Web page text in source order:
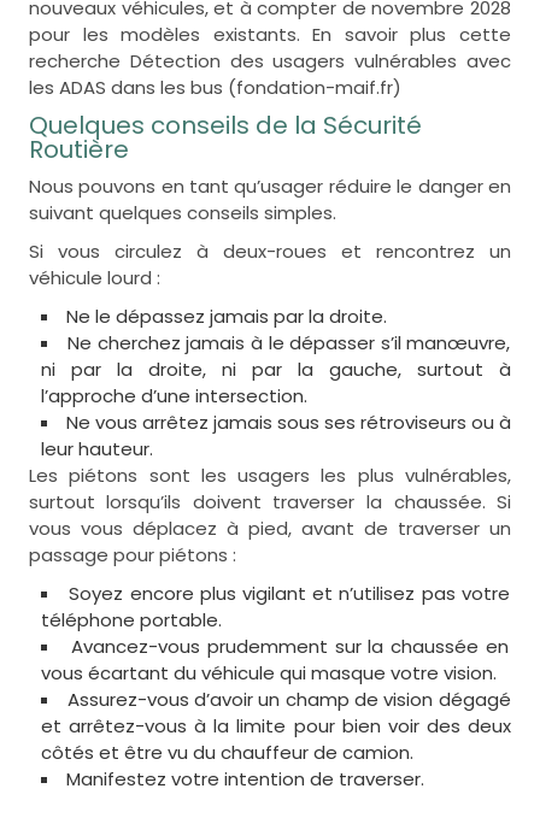
nouveaux véhicules, et à compter de novembre 2028
pour les modèles existants. En savoir plus cette
recherche Détection des usagers vulnérables avec
les ADAS dans les bus (fondation-maif.fr)
Quelques conseils de la Sécurité
Routière
Nous pouvons en tant qu’usager réduire le danger en
suivant quelques conseils simples.
Si vous circulez à deux-roues et rencontrez un
véhicule lourd :
Ne le dépassez jamais par la droite.
Ne cherchez jamais à le dépasser s’il manœuvre,
ni par la droite, ni par la gauche, surtout à
l’approche d’une intersection.
Ne vous arrêtez jamais sous ses rétroviseurs ou à
leur hauteur.
Les piétons sont les usagers les plus vulnérables,
surtout lorsqu’ils doivent traverser la chaussée. Si
vous vous déplacez à pied, avant de traverser un
passage pour piétons :
Soyez encore plus vigilant et n’utilisez pas votre
téléphone portable.
Avancez-vous prudemment sur la chaussée en
vous écartant du véhicule qui masque votre vision.
Assurez-vous d’avoir un champ de vision dégagé
et arrêtez-vous à la limite pour bien voir des deux
côtés et être vu du chauffeur de camion.
Manifestez votre intention de traverser.